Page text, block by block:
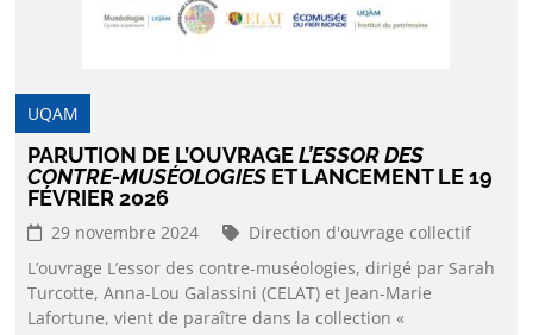
UQAM
PARUTION DE L’OUVRAGEL’ESSOR DES
CONTRE-MUSÉOLOGIES ET LANCEMENT LE 19
FÉVRIER 2026
29 novembre 2024
Direction d'ouvrage collectif
L’ouvrage L’essor des contre-muséologies, dirigé par Sarah
Turcotte, Anna-Lou Galassini (CELAT) et Jean-Marie
Lafortune, vient de paraître dans la collection «